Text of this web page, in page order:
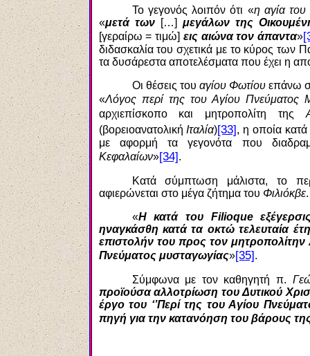
Το γεγονός λοιπόν ότι «η αγία
«μετά των[…] μεγάλων της
[γεραίρω = τιμώ] εις αιώνα τον άπαντα»
διδασκαλία του σχετικά με το κύρος
τα δυσάρεστα αποτελέσματα που έχει η
Οι θέσεις του αγίου Φωτίουεπάνω
«Λόγος περί της του Αγίου Πνεύματος
αρχιεπίσκοπο και μητροπολίτη της
(βορειοανατολικήΙταλία)[33], η οποία
με αφορμή τα γεγονότα που
Κεφαλαίων»[34].
Κατά σύμπτωση μάλιστα, το
αφιερώνεται στο μέγα ζήτημα του Φιλιόκβε
«Η κατά του Filioque
ηναγκάσθη κατά τα οκτώ τελευταία
επιστολήν του προς τον μητροπολίτην
Πνεύματος μυσταγωγίας»[35].
Σύμφωνα με τον καθηγητή π.
προϊούσα αλλοτρίωση του Δυτικού
έργο του ‘’Περί της του Αγίου
πηγή για την κατανόηση του βάρους